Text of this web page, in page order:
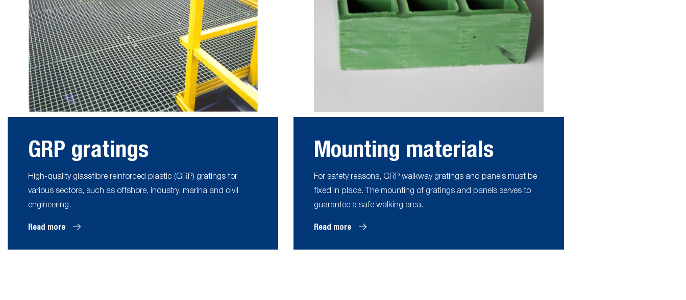
GRP gratings
High-quality glassfibre reinforced plastic (GRP) gratings for
various sectors, such as offshore, industry, marina and civil
engineering.
Read more
Mounting materials
For safety reasons, GRP walkway gratings and panels must be
fixed in place. The mounting of gratings and panels serves to
guarantee a safe walking area.
Read more